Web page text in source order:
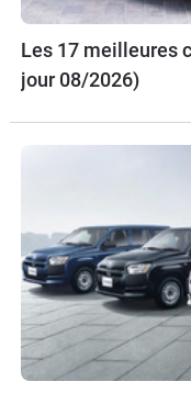
Les 17 meilleures
jour 08/2026)